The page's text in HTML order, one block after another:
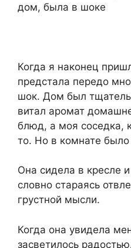
дом, была в шоке
Когда я наконец
предстала передо
шок. Дом был
витал аромат
блюд, а моя соседка,
то. Но в комнате было
Она сидела в кресле
словно стараясь
грустной мысли.
Когда она увидела
засветилось